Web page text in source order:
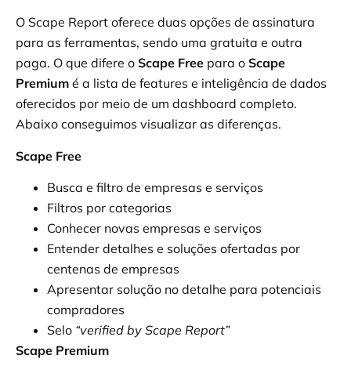
O Scape Report oferece duas opções de assinatura
para as ferramentas, sendo uma gratuita e outra
paga. O que difere o Scape Free para o Scape
Premium é a lista de features e inteligência de dados
oferecidos por meio de um dashboard completo.
Abaixo conseguimos visualizar as diferenças.
Scape Free
Busca e filtro de empresas e serviços
Filtros por categorias
Conhecer novas empresas e serviços
Entender detalhes e soluções ofertadas por
centenas de empresas
Apresentar solução no detalhe para potenciais
compradores
Selo “verified by Scape Report”
Scape Premium